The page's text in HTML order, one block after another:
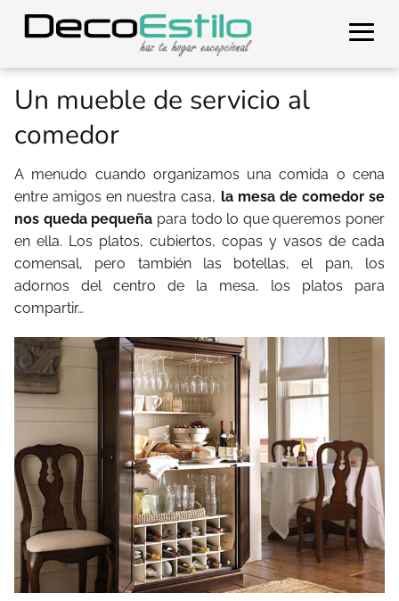
Un mueble de servicio al
comedor
A menudo cuando organizamos una comida o cena
entre amigos en nuestra casa, la mesa de comedor se
nos queda pequeña para todo lo que queremos poner
en ella. Los platos, cubiertos, copas y vasos de cada
comensal, pero también las botellas, el pan, los
adornos del centro de la mesa, los platos para
compartir…